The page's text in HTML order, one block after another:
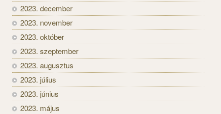
2023. december
2023. november
2023. október
2023. szeptember
2023. augusztus
2023. július
2023. június
2023. május